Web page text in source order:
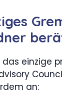
einzige
an: